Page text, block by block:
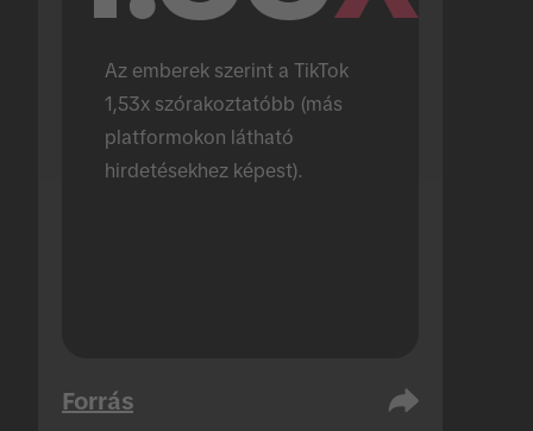
Az emberek szerint a TikTok
1,53x szórakoztatóbb (más
platformokon látható
hirdetésekhez képest).
Forrás